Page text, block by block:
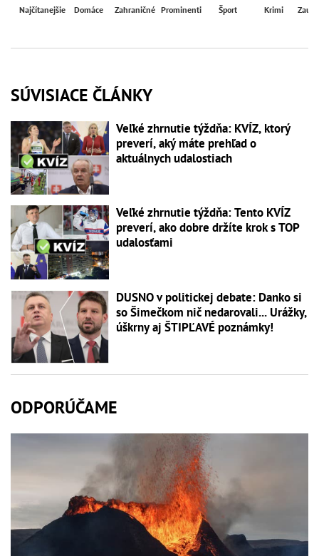
Najčítanejšie Domáce Zahraničné Prominenti Šport Krimi
SÚVISIACE ČLÁNKY
Veľké zhrnutie týždňa: KVÍZ, ktorý
preverí, aký máte prehľad o
aktuálnych udalostiach
Veľké zhrnutie týždňa: Tento KVÍZ
preverí, ako dobre držíte krok s TOP
udalosťami
DUSNO v politickej debate: Danko si
so Šimečkom nič nedarovali... Urážky,
úškrny aj ŠTIPĽAVÉ poznámky!
ODPORÚČAME